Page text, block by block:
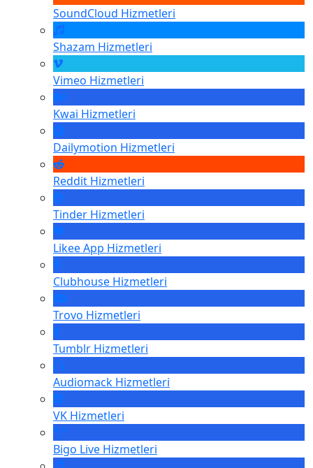
SoundCloud Hizmetleri
Shazam Hizmetleri
Vimeo Hizmetleri
Kwai Hizmetleri
Dailymotion Hizmetleri
Reddit Hizmetleri
Tinder Hizmetleri
Likee App Hizmetleri
Clubhouse Hizmetleri
Trovo Hizmetleri
Tumblr Hizmetleri
Audiomack Hizmetleri
VK Hizmetleri
Bigo Live Hizmetleri